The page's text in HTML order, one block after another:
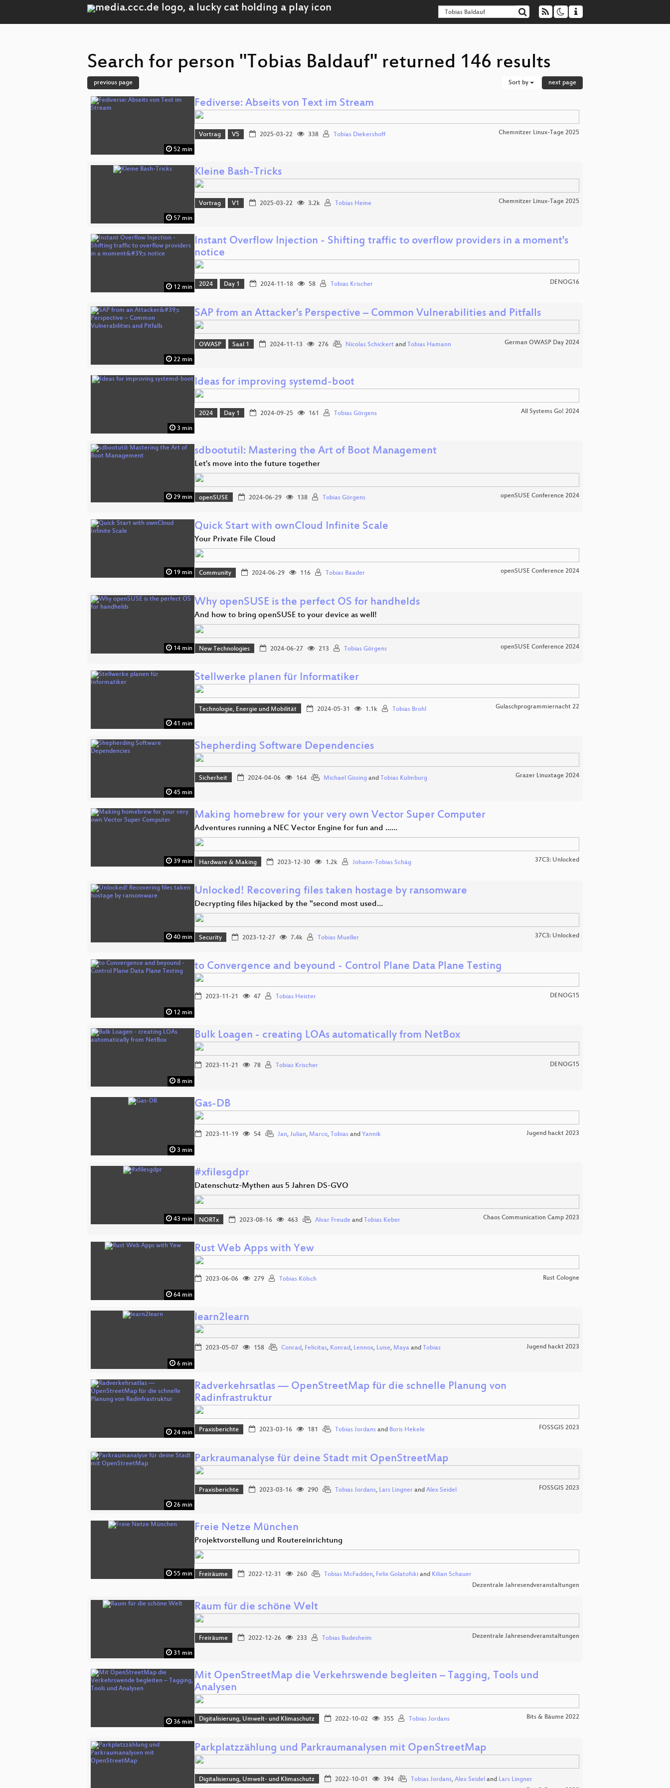
Search for person "Tobias Baldauf" returned 146 results
previous page Sort by next page
52 min
Fediverse: Abseits von Text im Stream
Vortrag V5 2025-03-22 338 Tobias Diekershoff Chemnitzer Linux-Tage 2025
57 min
Kleine Bash-Tricks
Vortrag V1 2025-03-22 3.2k Tobias Heine Chemnitzer Linux-Tage 2025
12 min
Instant Overflow Injection - Shifting traffic to overflow providers in a moment's
notice
2024 Day 1 2024-11-18 58 Tobias Krischer DENOG16
22 min
SAP from an Attacker's Perspective – Common Vulnerabilities and Pitfalls
OWASP Saal 1 2024-11-13 276 Nicolas Schickertand Tobias Hamann German OWASP Day 2024
3 min
Ideas for improving systemd-boot
2024 Day 1 2024-09-25 161 Tobias Görgens All Systems Go! 2024
29 min
sdbootutil: Mastering the Art of Boot Management
Let's move into the future together
openSUSE 2024-06-29 138 Tobias Görgens openSUSE Conference 2024
19 min
Quick Start with ownCloud Infinite Scale
Your Private File Cloud
Community 2024-06-29 116 Tobias Baader openSUSE Conference 2024
14 min
Why openSUSE is the perfect OS for handhelds
And how to bring openSUSE to your device as well!
New Technologies 2024-06-27 213 Tobias Görgens openSUSE Conference 2024
41 min
Stellwerke planen für Informatiker
Technologie, Energie und Mobilität 2024-05-31 1.1k Tobias Brohl Gulaschprogrammiernacht 22
45 min
Shepherding Software Dependencies
Sicherheit 2024-04-06 164 Michael Gissingand Tobias Kulmburg Grazer Linuxtage 2024
39 min
Making homebrew for your very own Vector Super Computer
Adventures running a NEC Vector Engine for fun and ...…
Hardware & Making 2023-12-30 1.2k Johann-Tobias Schäg 37C3: Unlocked
40 min
Unlocked! Recovering files taken hostage by ransomware
Decrypting files hijacked by the "second most used…
Security 2023-12-27 7.4k Tobias Mueller 37C3: Unlocked
12 min
to Convergence and beyound - Control Plane Data Plane Testing
2023-11-21 47 Tobias Heister DENOG15
8 min
Bulk Loagen - creating LOAs automatically from NetBox
2023-11-21 78 Tobias Krischer DENOG15
3 min
Gas-DB
2023-11-19 54 Jan, Julian, Marco, Tobias and Yannik Jugend hackt 2023
43 min
#xfilesgdpr
Datenschutz-Mythen aus 5 Jahren DS-GVO
NORTx 2023-08-16 463 Alvar Freudeand Tobias Keber Chaos Communication Camp 2023
64 min
Rust Web Apps with Yew
2023-06-06 279 Tobias Kölsch Rust Cologne
6 min
learn2learn
2023-05-07 158 Conrad, Felicitas, Konrad, Lennox, Luise, Maya and Tobias Jugend hackt 2023
24 min
Radverkehrsatlas — OpenStreetMap für die schnelle Planung von
Radinfrastruktur
Praxisberichte 2023-03-16 181 Tobias Jordansand Boris Hekele FOSSGIS 2023
26 min
Parkraumanalyse für deine Stadt mit OpenStreetMap
Praxisberichte 2023-03-16 290 Tobias Jordans, Lars Lingnerand Alex Seidel FOSSGIS 2023
55 min
Freie Netze München
Projektvorstellung und Routereinrichtung
Freiräume 2022-12-31 260 Tobias McFadden, Felix Golatofskiand Kilian Schauer
Dezentrale Jahresendveranstaltungen
31 min
Raum für die schöne Welt
Freiräume 2022-12-26 233 Tobias Budesheim Dezentrale Jahresendveranstaltungen
36 min
Mit OpenStreetMap die Verkehrswende begleiten – Tagging, Tools und
Analysen
Digitalisierung, Umwelt- und Klimaschutz 2022-10-02 355 Tobias Jordans Bits & Bäume 2022
Parkplatzzählung und Parkraumanalysen mit OpenStreetMap
Digitalisierung, Umwelt- und Klimaschutz 2022-10-01 394 Tobias Jordans, Alex Seideland Lars Lingner